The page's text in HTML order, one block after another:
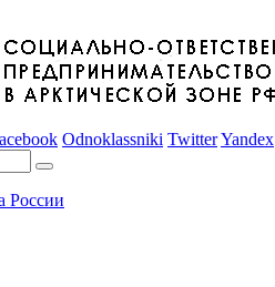
Odnoklassniki TwitterYandex
России